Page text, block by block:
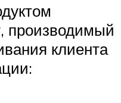
производимый
клиента